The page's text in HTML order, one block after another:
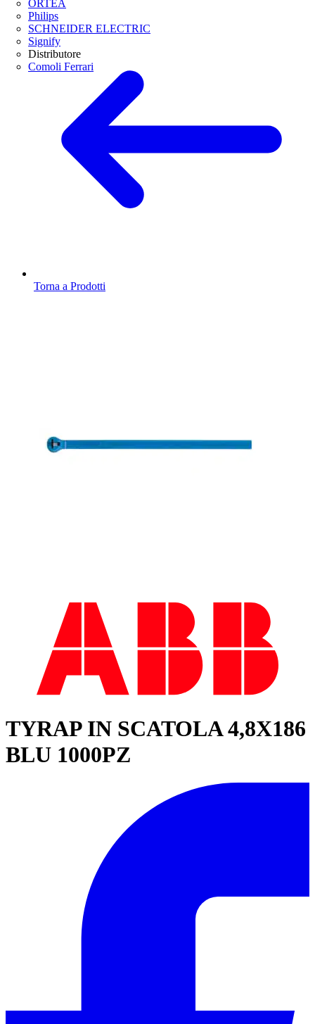
ORTEA
Philips
SCHNEIDER ELECTRIC
Signify
Distributore
Comoli Ferrari
Torna a Prodotti
TYRAP IN SCATOLA 4,8X186
BLU 1000PZ